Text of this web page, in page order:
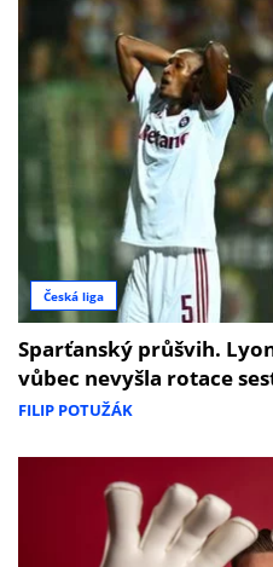
Česká liga
Sparťanský průšvih.
vůbec nevyšla rotace
FILIP POTUŽÁK